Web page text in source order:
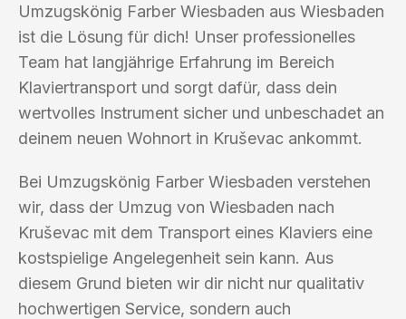
Umzugskönig Farber Wiesbaden aus Wiesbaden
ist die Lösung für dich! Unser professionelles
Team hat langjährige Erfahrung im Bereich
Klaviertransport und sorgt dafür, dass dein
wertvolles Instrument sicher und unbeschadet an
deinem neuen Wohnort in Kruševac ankommt.
Bei Umzugskönig Farber Wiesbaden verstehen
wir, dass der Umzug von Wiesbaden nach
Kruševac mit dem Transport eines Klaviers eine
kostspielige Angelegenheit sein kann. Aus
diesem Grund bieten wir dir nicht nur qualitativ
hochwertigen Service, sondern auch